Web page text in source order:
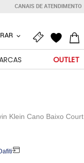
CANAIS DE ATENDIMENTO
OUTLET
Klein Cano Baixo Court